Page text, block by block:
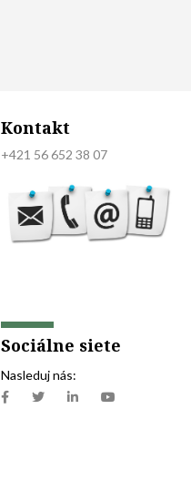
Kontakt
+421 56 652 38 07
Sociálne siete
Nasleduj nás: